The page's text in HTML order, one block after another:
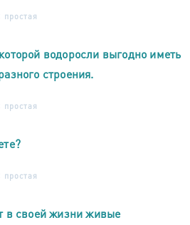
простая
водоросли выгодно иметь
строения.
простая
простая
в своей жизни живые